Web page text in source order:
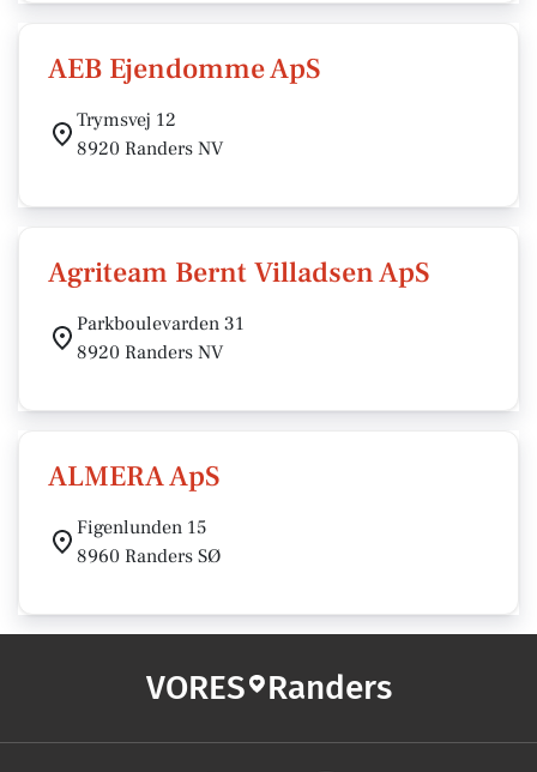
AEB Ejendomme ApS
Trymsvej 12
8920 Randers NV
Agriteam Bernt Villadsen ApS
Parkboulevarden 31
8920 Randers NV
ALMERA ApS
Figenlunden 15
8960 Randers SØ
VORES Randers